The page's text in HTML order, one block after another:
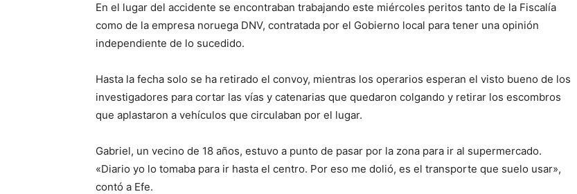
En el lugar del accidente se encontraban trabajando este miércoles peritos tanto de la Fiscalía
como de la empresa noruega DNV, contratada por el Gobierno local para tener una opinión
independiente de lo sucedido.
Hasta la fecha solo se ha retirado el convoy, mientras los operarios esperan el visto bueno de los
investigadores para cortar las vías y catenarias que quedaron colgando y retirar los escombros
que aplastaron a vehículos que circulaban por el lugar.
Gabriel, un vecino de 18 años, estuvo a punto de pasar por la zona para ir al supermercado.
«Diario yo lo tomaba para ir hasta el centro. Por eso me dolió, es el transporte que suelo usar»,
contó a Efe.